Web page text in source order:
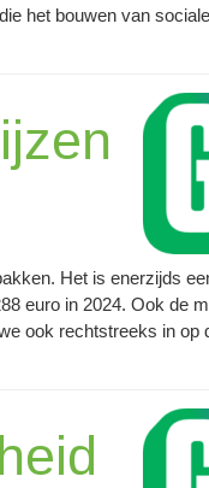
het bouwen van
Het is enerzijds
euro in 2024. Ook de
ook rechtstreeks in op